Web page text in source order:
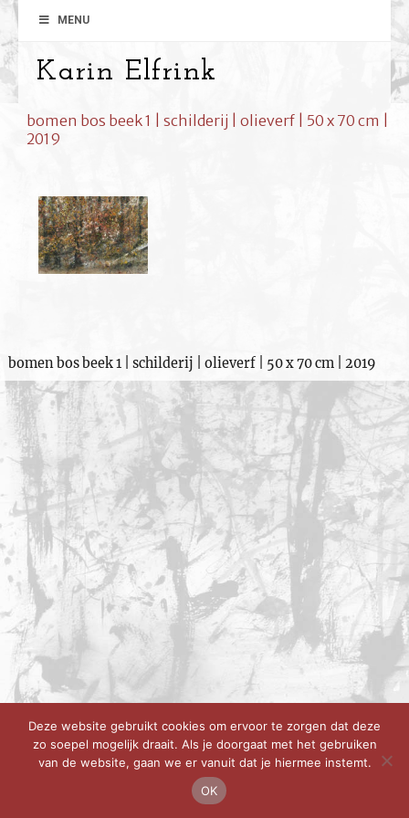
MENU
Karin Elfrink
bomen bos beek 1 | schilderij | olieverf | 50 x 70 cm |
2019
bomen bos beek 1 | schilderij | olieverf | 50 x 70 cm | 2019
Deze website gebruikt cookies om ervoor te zorgen dat deze
zo soepel mogelijk draait. Als je doorgaat met het gebruiken
van de website, gaan we er vanuit dat je hiermee instemt.
OK